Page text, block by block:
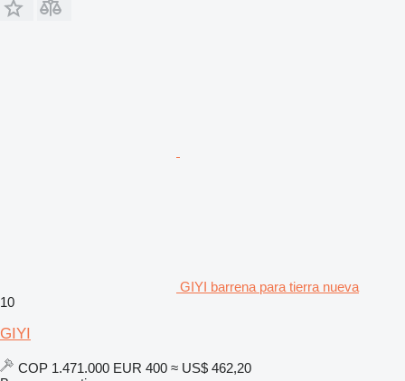
GIYI barrena para tierra nueva
10
GIYI
COP 1.471.000 EUR 400 ≈ US$ 462,20